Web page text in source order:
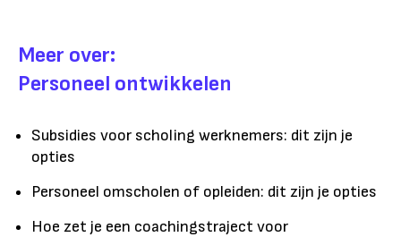
Meer over:
Personeel ontwikkelen
Subsidies voor scholing werknemers: dit zijn je
opties
Personeel omscholen of opleiden: dit zijn je opties
Hoe zet je een coachingstraject voor